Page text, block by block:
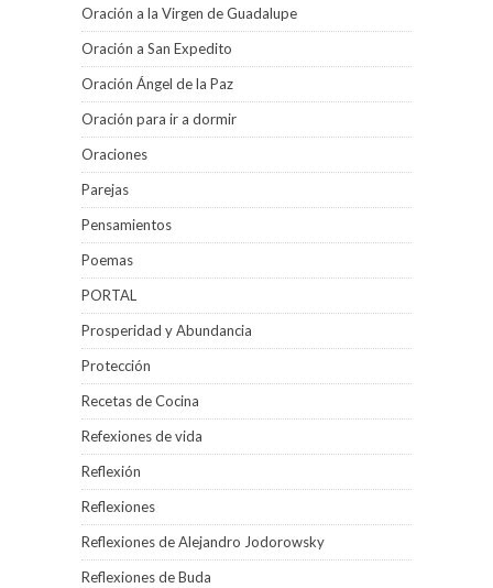
Oración a la Virgen de Guadalupe
Oración a San Expedito
Oración Ángel de la Paz
Oración para ir a dormir
Oraciones
Parejas
Pensamientos
Poemas
PORTAL
Prosperidad y Abundancia
Protección
Recetas de Cocina
Refexiones de vida
Reflexión
Reflexiones
Reflexiones de Alejandro Jodorowsky
Reflexiones de Buda